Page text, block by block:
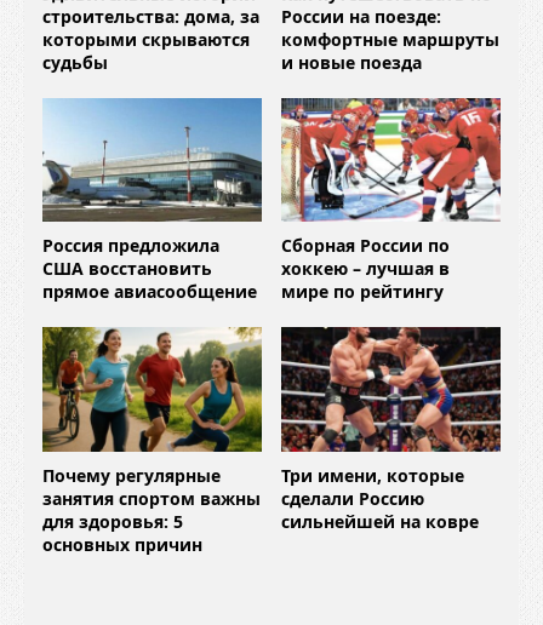
строительства: дома, за
которыми скрываются
судьбы
России на поезде:
комфортные маршруты
и новые поезда
Россия предложила
США восстановить
прямое авиасообщение
Сборная России по
хоккею – лучшая в
мире по рейтингу
Почему регулярные
занятия спортом важны
для здоровья: 5
основных причин
Три имени, которые
сделали Россию
сильнейшей на ковре